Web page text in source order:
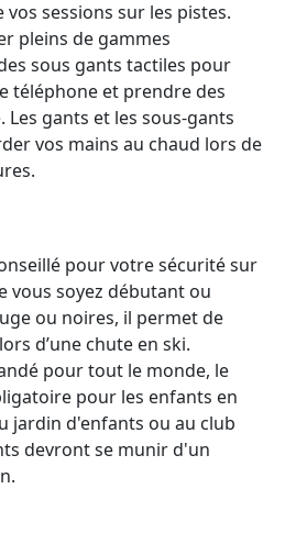
sessions sur les pistes.
pleins de gammes
sous gants tactiles pour
téléphone et prendre des
gants et les sous-gants
vos mains au chaud lors de
pour votre sécurité sur
vous soyez débutant ou
ou noires, il permet de
d’une chute en ski.
pour tout le monde, le
pour les enfants en
jardin d'enfants ou au club
devront se munir d'un